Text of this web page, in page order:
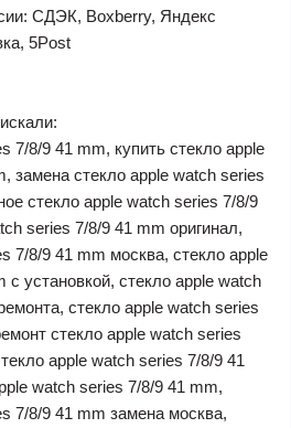
СДЭК, Boxberry, Яндекс
5Post
7/8/9 41 mm, купить стекло apple
замена стекло apple watch series
стекло apple watch series 7/8/9
series 7/8/9 41 mm оригинал,
7/8/9 41 mm москва, стекло apple
установкой, стекло apple watch
стекло apple watch series
стекло apple watch series
apple watch series 7/8/9 41
watch series 7/8/9 41 mm,
7/8/9 41 mm замена москва,